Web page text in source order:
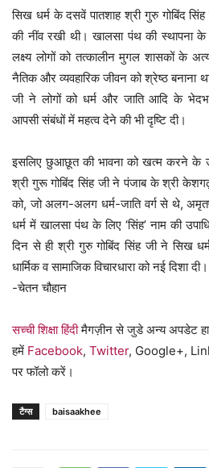
सिख धर्म के दसवें पातशाह श्री गुरु गोबिंद
की नींव रखी थी। खालसा पंथ की स्थापना
लक्ष्य लोगों को तत्कालीन मुगल शासकों के
नैतिक और व्यवहारिक जीवन को श्रेष्ठ बनाना
जी ने लोगों को धर्म और जाति आदि के
आपसी संबंधों में महत्व देने की भी दृष्टि दी।
इसलिए छुआछूत की भावना को खत्म करने के
श्री गुरू गोबिंद सिंह जी ने पंजाब के श्री
को, जो अलग-अलग धर्म-जाति वर्ग से थे,
धर्म में खालसा पंथ के लिए ‘सिंह’ नाम की
दिन से ही श्री गुरु गोबिंद सिंह जी ने सिख
धार्मिक व सामाजिक विचारधारा को नई दिशा दी।
-चेतन चौहान
सच्ची शिक्षा हिंदीमैगज़ीन से जुडे अन्य अपडेट
हमें Facebook, Twitter, Google+,
पर फॉलो करें।
टैग्स baisaakhee